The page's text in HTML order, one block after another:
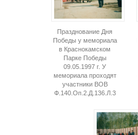
Празднование Дня
Победы у мемориала
в Краснокамском
Парке Победы
09.05.1997 г. У
мемориала проходят
участники ВОВ
Ф.140.Оп.2.Д.136.Л.3